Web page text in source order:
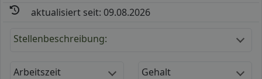
aktualisiert seit: 09.08.2026
Stellenbeschreibung:
Arbeitszeit Gehalt